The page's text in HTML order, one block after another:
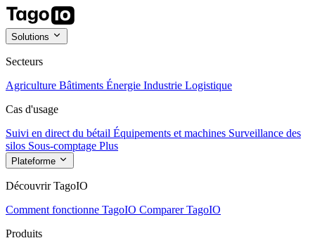
Solutions
Secteurs
Agriculture Bâtiments Énergie Industrie Logistique
Cas d'usage
Suivi en direct du bétail Équipements et machines Surveillance des
silos Sous-comptage Plus
Plateforme
Découvrir TagoIO
Comment fonctionne TagoIO Comparer TagoIO
Produits